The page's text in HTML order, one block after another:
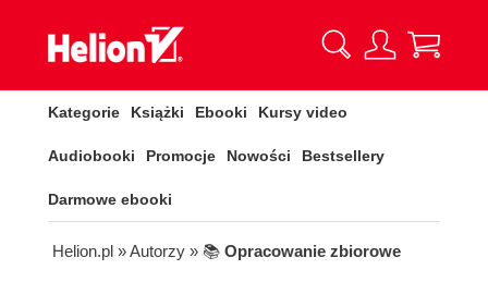
Kategorie Książki Ebooki Kursy video
Audiobooki Promocje Nowości Bestsellery
Darmowe ebooki
Helion.pl » Autorzy » 📚 Opracowanie zbiorowe